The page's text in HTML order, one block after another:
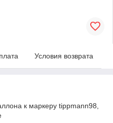
Условия возврата
к маркеру tippmann98,